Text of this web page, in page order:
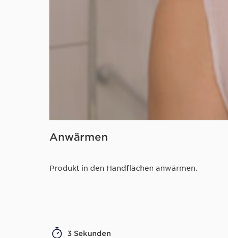
Anwärmen
Produkt in den Handflächen anwärmen.
3 Sekunden